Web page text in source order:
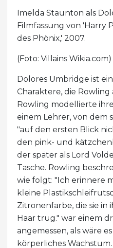
Imelda Staunton als
Filmfassung von 'Harry
des Phönix,' 2007.
(Foto: Villains Wikia.com)
Dolores Umbridge ist
Charaktere, die
Rowling modellierte
einem Lehrer, von dem
"auf den ersten Blick
den pink- und
der später als Lord
Tasche. Rowling
wie folgt: "Ich erinnere
kleine
Zitronenfarbe, die sie
Haar trug." war einem
angemessen, als wäre
körperliches Wachstum.